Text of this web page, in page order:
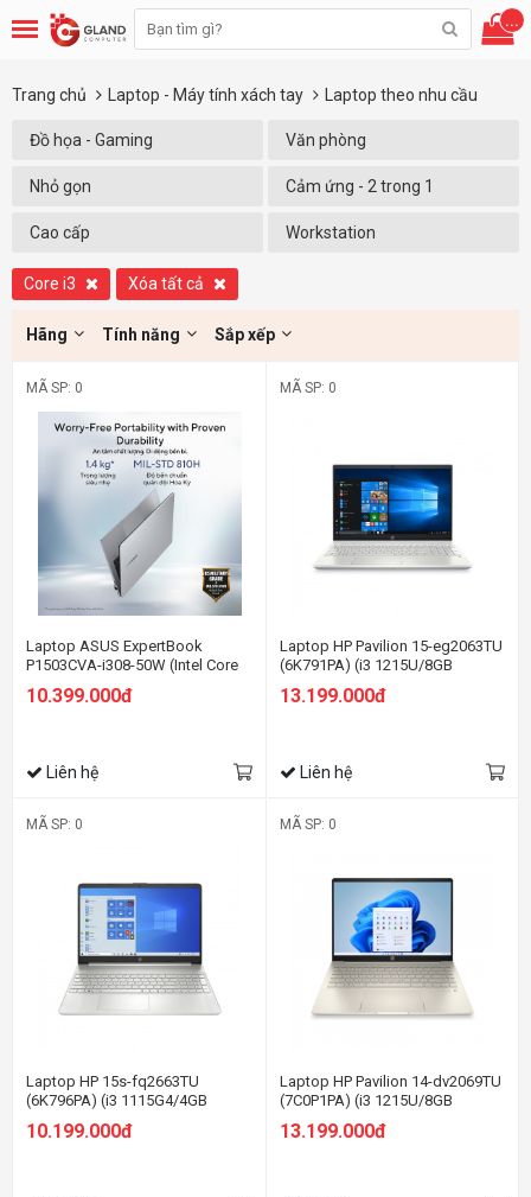
...
Trang chủ Laptop - Máy tính xách tay Laptop theo nhu cầu
Đồ họa - Gaming Văn phòng
Nhỏ gọn Cảm ứng - 2 trong 1
Cao cấp Workstation
Core i3 Xóa tất cả
Hãng Tính năng Sắp xếp
MÃ SP: 0
Laptop ASUS ExpertBook
P1503CVA-i308-50W (Intel Core
FHD | 8GB | 512GB | Win 11 |
10.399.000đ
Liên hệ
MÃ SP: 0
Laptop HP Pavilion 15-eg2063TU
(6K791PA) (i3 1215U/8GB
FHD/Win11/Bạc)
13.199.000đ
Liên hệ
MÃ SP: 0
Laptop HP 15s-fq2663TU
(6K796PA) (i3 1115G4/4GB
RAM/256GB SSD/15.6
HD/Win11/Bạc)
10.199.000đ
MÃ SP: 0
Laptop HP Pavilion 14-dv2069TU
(7C0P1PA) (i3 1215U/8GB
RAM/256GB SSD/14
FHD/Win11/Vàng)
13.199.000đ